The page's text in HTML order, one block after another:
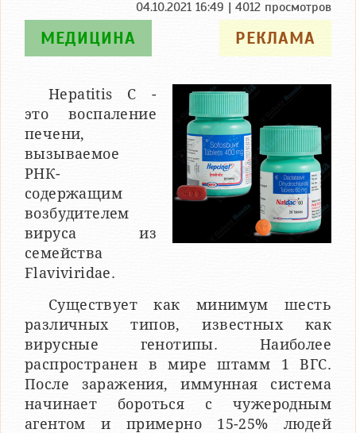
04.10.2021 16:49 | 4012 просмотров
РЕКЛАМА
МЕДИЦИНА
Hepatitis C -
это воспаление
печени,
вызываемое
РНК-
содержащим
возбудителем
вируса из
семейства
Flaviviridae.
Существует как минимум шесть
различных типов, известных как
вирусные генотипы. Наиболее
распространен в мире штамм 1 ВГС.
После заражения, иммунная система
начинает бороться с чужеродным
агентом и примерно 15-25% людей